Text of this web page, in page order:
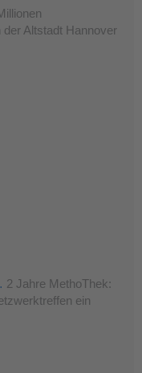
Altstadt Hannover
2 Jahre MethoThek:
ein